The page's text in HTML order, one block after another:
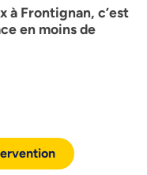
à Frontignan, c’est
en moins de